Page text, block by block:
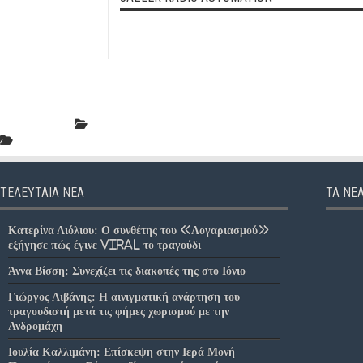
ΤΕΛΕΥΤΑΊΑ ΝΈΑ
Κατερίνα Λιόλιου: Ο συνθέτης του «Λογαριασμού»
εξήγησε πώς έγινε viral το τραγούδι
Άννα Βίσση: Συνεχίζει τις διακοπές της στο Ιόνιο
Γιώργος Λιβάνης: Η αινιγματική ανάρτηση του
τραγουδιστή μετά τις φήμες χωρισμού με την
Ανδρομάχη
Ιουλία Καλλιμάνη: Επίσκεψη στην Ιερά Μονή
ΤΑ